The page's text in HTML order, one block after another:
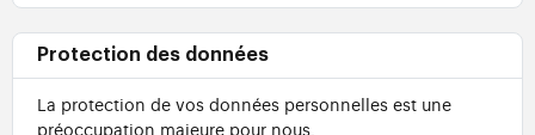
Protection des données
La protection de vos données personnelles est une
préoccupation majeure pour nous.